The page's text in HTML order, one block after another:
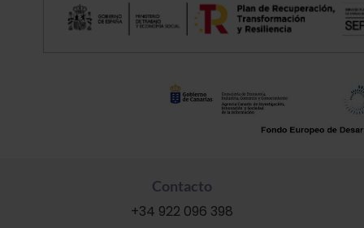
Contacto
+34 922 096 398